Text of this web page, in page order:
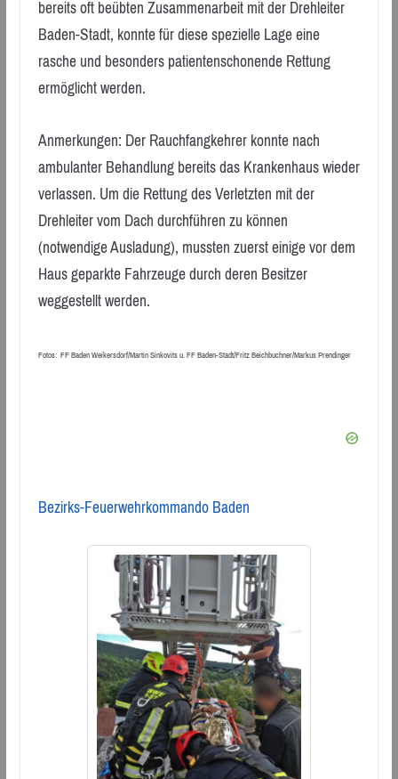
bereits oft beübten Zusammenarbeit mit der Drehleiter
Baden-Stadt, konnte für diese spezielle Lage eine
rasche und besonders patientenschonende Rettung
ermöglicht werden.
Anmerkungen: Der Rauchfangkehrer konnte nach
ambulanter Behandlung bereits das Krankenhaus wieder
verlassen. Um die Rettung des Verletzten mit der
Drehleiter vom Dach durchführen zu können
(notwendige Ausladung), mussten zuerst einige vor dem
Haus geparkte Fahrzeuge durch deren Besitzer
weggestellt werden.
Fotos: FF Baden Weikersdorf/Martin Sinkovits u. FF Baden-Stadt/Fritz Beichbuchner/Markus Prendinger
Bezirks-Feuerwehrkommando Baden